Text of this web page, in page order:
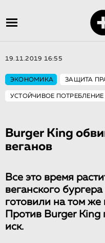
19.11.2019 16:55
ЭКОНОМИКА ЗАЩИТА
УСТОЙЧИВОЕ ПОТРЕБЛЕНИЕ
Burger King
веганов
Все это время
веганского
готовили на том же
Против Burger
иск.